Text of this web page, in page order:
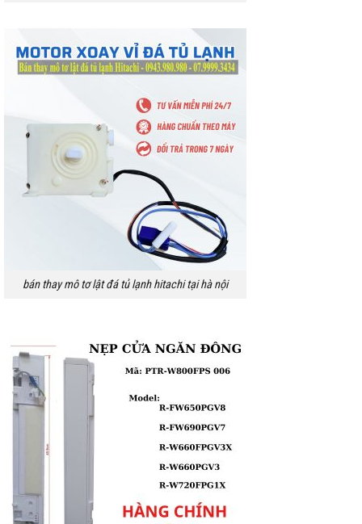
bán thay mô tơ lật đá tủ lạnh hitachi tại hà nội